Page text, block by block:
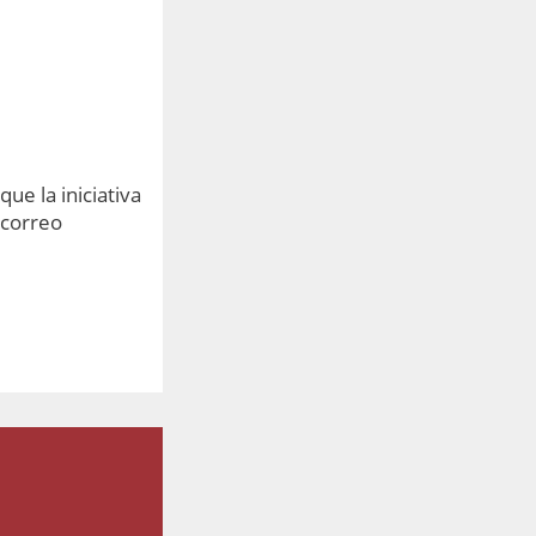
la iniciativa